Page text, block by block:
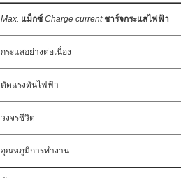
Max. แม็กซ์ Charge current ชาร์จกระแสไฟฟ้า
กระแสอย่างต่อเนื่อง
ตัดแรงดันไฟฟ้า
วงจรชีวิต
อุณหภูมิการทำงาน